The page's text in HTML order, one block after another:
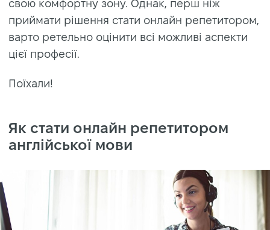
свою комфортну зону. Однак, перш ніж
приймати рішення стати онлайн репетитором,
варто ретельно оцінити всі можливі аспекти
цієї професії.
Поїхали!
Як стати онлайн репетитором
англійської мови